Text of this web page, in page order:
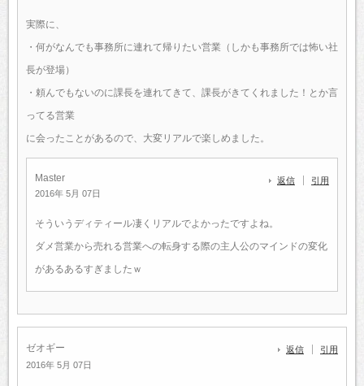
実際に、
・何がなんでも事務所に連れて帰りたい営業（しかも事務所では怖い社
長が登場）
・頼んでもないのに課長を連れてきて、課長がきてくれました！とか言
ってる営業
に会ったことがあるので、大変リアルで楽しめました。
Master
2016年 5月 07日
返信 引用
そういうディティール凄くリアルでよかったですよね。
ダメ営業から売れる営業への転身する際の主人公のマインドの変化
があるあるすぎましたｗ
ゼオギー
2016年 5月 07日
返信 引用